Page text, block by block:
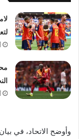
وأوضح الاتحاد، في